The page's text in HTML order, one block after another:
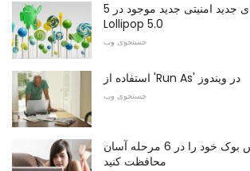
5 ویژگی های جدید امنیتی جدید موجود در Android
Lollipop 5.0
جستجوی وب
استفاده از 'Run As' در ویندوز
جستجوی وب
مشخصات فیس بوک خود را در 6 مرحله آسان
محافظت کنید